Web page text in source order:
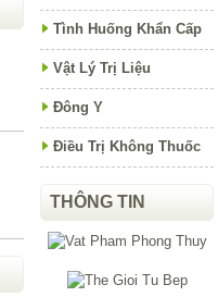
Tình Huống Khẩn Cấp
Vật Lý Trị Liệu
Đông Y
Điều Trị Không Thuốc
THÔNG TIN